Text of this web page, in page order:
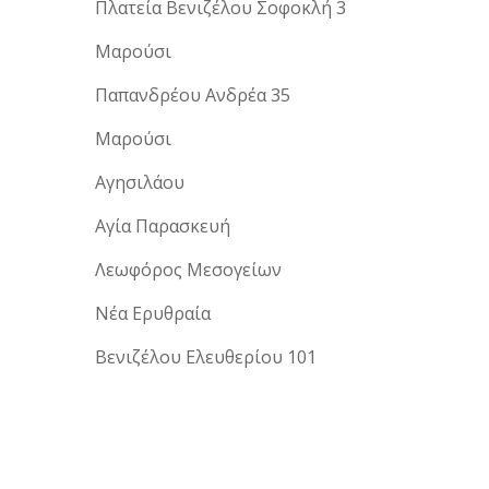
Πλατεία Βενιζέλου Σοφοκλή 3
Μαρούσι
Παπανδρέου Ανδρέα 35
Μαρούσι
Αγησιλάου
Αγία Παρασκευή
Λεωφόρος Μεσογείων
Νέα Ερυθραία
Βενιζέλου Ελευθερίου 101